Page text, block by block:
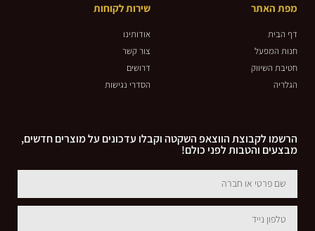
מפת האתר
דף הבית
חנות המפעל
חטיבת השיווק
הגלריה
שירות לקוחות
אודותינו
צור קשר
דרושים
הסדרי נגישות
הרשמו לקבוצת הווצאפ השקטה וקבלו עדכונים על מוצרים חדשים,
מבצעים והטבות לפני כולם!